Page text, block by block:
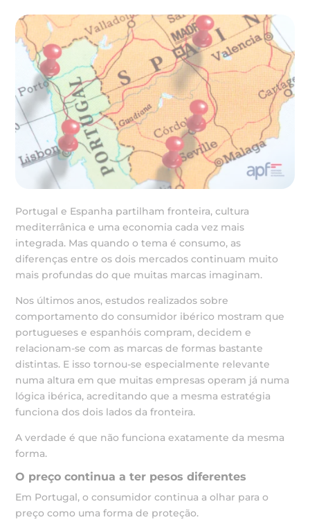
Portugal e Espanha partilham fronteira, cultura
mediterrânica e uma economia cada vez mais
integrada. Mas quando o tema é consumo, as
diferenças entre os dois mercados continuam muito
mais profundas do que muitas marcas imaginam.
Nos últimos anos, estudos realizados sobre
comportamento do consumidor ibérico mostram que
portugueses e espanhóis compram, decidem e
relacionam-se com as marcas de formas bastante
distintas. E isso tornou-se especialmente relevante
numa altura em que muitas empresas operam já numa
lógica ibérica, acreditando que a mesma estratégia
funciona dos dois lados da fronteira.
A verdade é que não funciona exatamente da mesma
forma.
O preço continua a ter pesos diferentes
Em Portugal, o consumidor continua a olhar para o
preço como uma forma de proteção.